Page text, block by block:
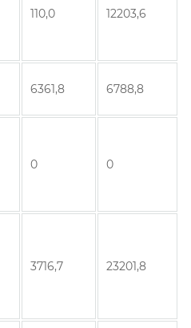
110,0 12203,6
6361,8 6788,8
0 0
3716,7 23201,8